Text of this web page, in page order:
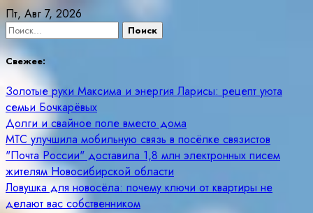
Skip
to
content
Пт, Авг 7, 2026
Найти:
Свежее:
Золотые руки Максима и энергия Ларисы: рецепт уюта
семьи Бочкарёвых
Долги и свайное поле вместо дома
МТС улучшила мобильную связь в посёлке связистов
"Почта России" доставила 1,8 млн электронных писем
жителям Новосибирской области
Ловушка для новосёла: почему ключи от квартиры не
делают вас собственником